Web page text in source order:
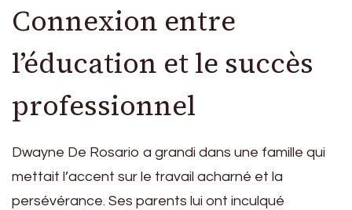
Connexion entre
l’éducation et le succès
professionnel
Dwayne De Rosario a grandi dans une famille qui
mettait l’accent sur le travail acharné et la
persévérance. Ses parents lui ont inculqué